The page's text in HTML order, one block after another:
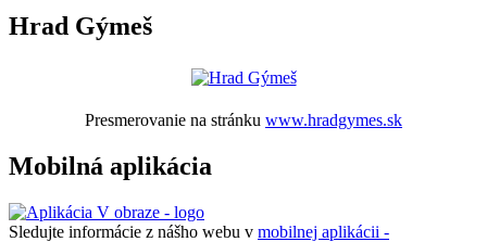
Hrad Gýmeš
Presmerovanie na stránku www.hradgymes.sk
Mobilná aplikácia
Sledujte informácie z nášho webu v mobilnej aplikácii -